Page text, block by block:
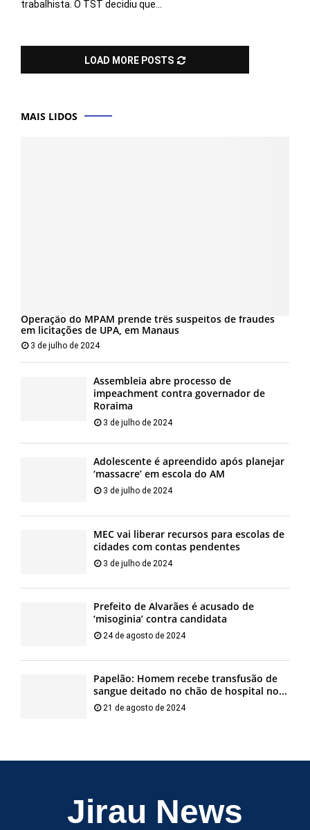
trabalhista. O TST decidiu que...
LOAD MORE POSTS
MAIS LIDOS
Operação do MPAM prende três suspeitos de fraudes
em licitações de UPA, em Manaus
3 de julho de 2024
Assembleia abre processo de
impeachment contra governador de
Roraima
3 de julho de 2024
Adolescente é apreendido após planejar
‘massacre’ em escola do AM
3 de julho de 2024
MEC vai liberar recursos para escolas de
cidades com contas pendentes
3 de julho de 2024
Prefeito de Alvarães é acusado de
‘misoginia’ contra candidata
24 de agosto de 2024
Papelão: Homem recebe transfusão de
sangue deitado no chão de hospital no...
21 de agosto de 2024
Jirau News